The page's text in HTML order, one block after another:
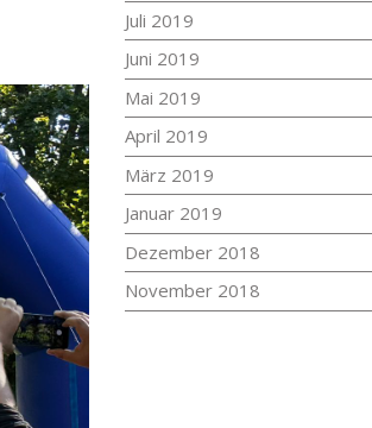
Juli 2019
Juni 2019
Mai 2019
April 2019
März 2019
Januar 2019
Dezember 2018
November 2018